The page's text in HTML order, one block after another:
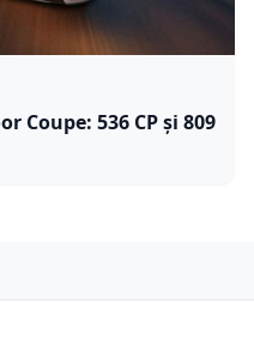
Coupe: 536 CP și 809